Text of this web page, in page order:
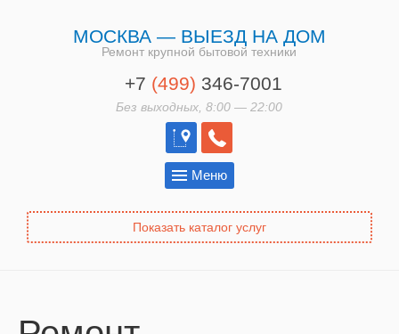
Меню
МОСКВА — ВЫЕЗД НА ДОМ
Ремонт крупной бытовой техники
+7 (499) 346-7001
Без выходных, 8:00 — 22:00
Показать каталог услуг